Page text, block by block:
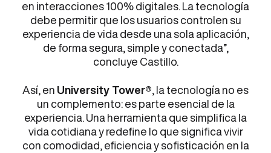
en interacciones 100% digitales. La tecnología
debe permitir que los usuarios controlen su
experiencia de vida desde una sola aplicación,
de forma segura, simple y conectada”,
concluye Castillo.
Así, en University Tower® , la tecnología no es
un complemento: es parte esencial de la
experiencia. Una herramienta que simplifica la
vida cotidiana y redefine lo que significa vivir
con comodidad, eficiencia y sofisticación en la